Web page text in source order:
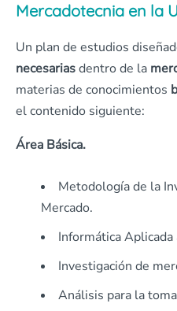
Mercadotecnia en la
Un plan de estudios
necesariasdentro de la
materias de conocimientos
el contenido siguiente:
Área Básica.
Metodología de la
Mercado.
Informática
Investigación de
Análisis para la